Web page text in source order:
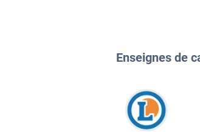
Enseignes de